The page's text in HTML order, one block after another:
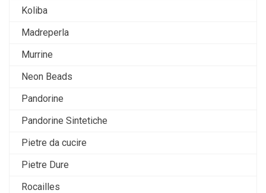
Koliba
Madreperla
Murrine
Neon Beads
Pandorine
Pandorine Sintetiche
Pietre da cucire
Pietre Dure
Rocailles